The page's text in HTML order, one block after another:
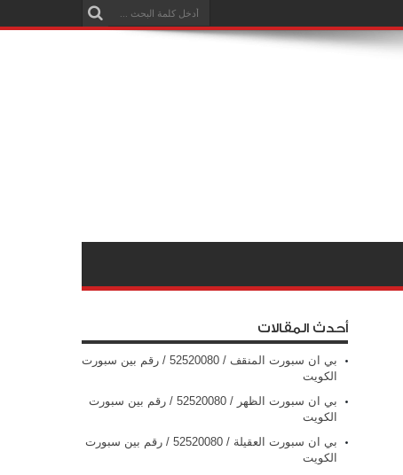
أحدث المقالات
بي ان سبورت المنقف / 52520080 / رقم بين سبورت
الكويت
بي ان سبورت الظهر / 52520080 / رقم بين سبورت
الكويت
بي ان سبورت العقيلة / 52520080 / رقم بين سبورت
الكويت